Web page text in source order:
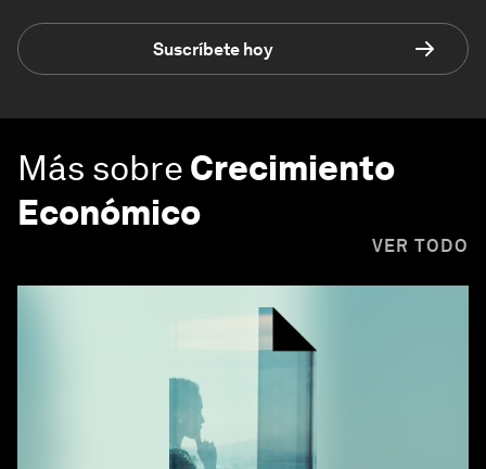
Suscríbete hoy
Más sobre Crecimiento
Económico
VER TODO